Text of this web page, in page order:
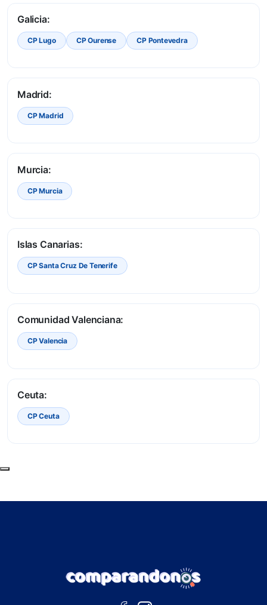
Galicia:
CP Lugo CP Ourense CP Pontevedra
Madrid:
CP Madrid
Murcia:
CP Murcia
Islas Canarias:
CP Santa Cruz De Tenerife
Comunidad Valenciana:
CP Valencia
Ceuta:
CP Ceuta